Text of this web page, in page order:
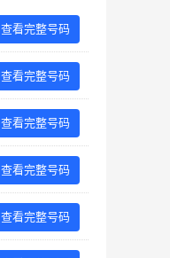
查看完整号码
查看完整号码
查看完整号码
查看完整号码
查看完整号码